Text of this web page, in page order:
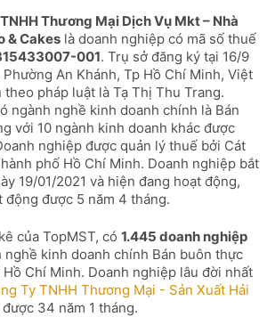
Thương Mại Dịch Vụ Mkt – Nhà
& Cakes là doanh nghiệp có mã số thuế
001. Trụ sở đăng ký tại 16/9
An Khánh, Tp Hồ Chí Minh, Việt
theo pháp luật là Tạ Thị Thu Trang.
ngành nghề kinh doanh chính là Bán
với 10 ngành kinh doanh khác được
nghiệp được quản lý thuế bởi Cát
phố Hồ Chí Minh. Doanh nghiệp bắt
19/01/2021 và hiện đang hoạt động,
động được 5 năm 4 tháng.
của TopMST, có 1.445 doanh nghiệp
nghề kinh doanh chính Bán buôn thực
Chí Minh. Doanh nghiệp lâu đời nhất
Ty TNHH Thương Mại - Sản Xuất Hải
34 năm 1 tháng.